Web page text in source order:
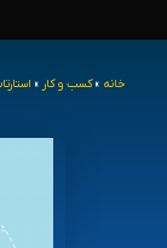
خانه »کسب و کار »